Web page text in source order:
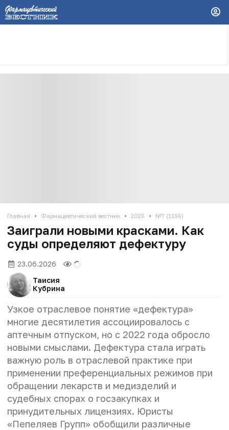
Главная • Фармацевтический вестник • 2026 • №7 (1196)
Заиграли новыми красками. Как
суды определяют дефектуру
23.06.2026
Таисия
Кубрина
Узкое отраслевое понятие «дефектура»
многие десятилетия ассоциировалось с
аптечным отпуском, но с 2022 года обросло
новыми смыслами. Дефектура стала играть
важную роль в отраслевой практике при
применении преференциальных режимов при
обращении лекарств и медизделий и
судебных спорах о госзакупках и
принудительных лицензиях. Юристы
«Пепеляев Групп» обобщили различные